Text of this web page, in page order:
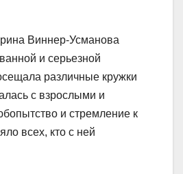
Виннер-Усманова
и серьезной
различные кружки
с взрослыми и
и стремление к
всех, кто с ней